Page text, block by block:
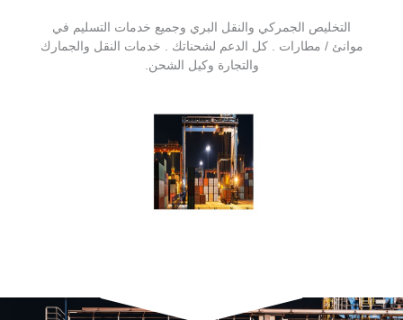
التخليص الجمركي والنقل البري وجميع خدمات التسليم في
موانئ / مطارات . كل الدعم لشحناتك . خدمات النقل والجمارك
والتجارة وكيل الشحن.